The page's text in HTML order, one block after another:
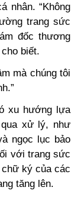
nhân. “Không
trang sức
đốc thương
biết.
mà chúng tôi
xu hướng lựa
xử lý, như
ngọc lục bảo
với trang sức
ký của các
tăng lên.